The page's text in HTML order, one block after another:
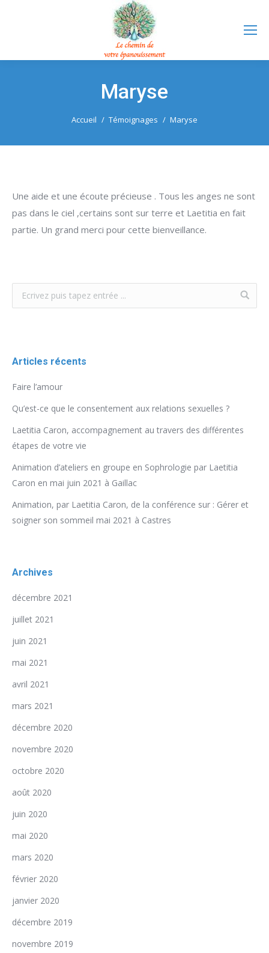
Maryse
Accueil Témoignages Maryse
Une aide et une écoute précieuse . Tous les anges ne sont
pas dans le ciel ,certains sont sur terre et Laetitia en fait
partie. Un grand merci pour cette bienveillance.
Articles récents
Faire l’amour
Qu’est-ce que le consentement aux relations sexuelles ?
Laetitia Caron, accompagnement au travers des différentes
étapes de votre vie
Animation d’ateliers en groupe en Sophrologie par Laetitia
Caron en mai juin 2021 à Gaillac
Animation, par Laetitia Caron, de la conférence sur : Gérer et
soigner son sommeil mai 2021 à Castres
Archives
décembre 2021
juillet 2021
juin 2021
mai 2021
avril 2021
mars 2021
décembre 2020
novembre 2020
octobre 2020
août 2020
juin 2020
mai 2020
mars 2020
février 2020
janvier 2020
décembre 2019
novembre 2019